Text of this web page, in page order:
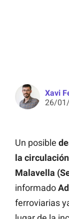
Xavi
26/
Un posible
la circulación
Malavella
informado
ferroviarias